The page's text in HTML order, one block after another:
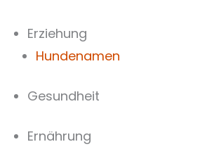
Inhalt
springen
Erziehung
Hundenamen
Gesundheit
Ernährung